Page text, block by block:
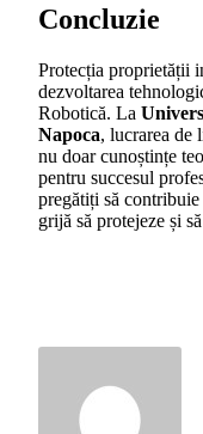
Concluzie
Protecția proprietății
dezvoltarea
Robotică. La
Napoca, lucrarea de
nu doar cunoștințe
pentru succesul
pregătiți să
grijă să protejeze și